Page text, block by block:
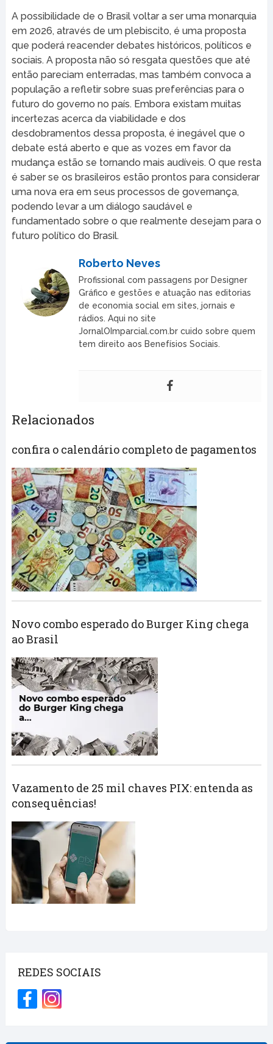
A possibilidade de o Brasil voltar a ser uma monarquia
em 2026, através de um plebiscito, é uma proposta
que poderá reacender debates históricos, políticos e
sociais. A proposta não só resgata questões que até
então pareciam enterradas, mas também convoca a
população a refletir sobre suas preferências para o
futuro do governo no país. Embora existam muitas
incertezas acerca da viabilidade e dos
desdobramentos dessa proposta, é inegável que o
debate está aberto e que as vozes em favor da
mudança estão se tornando mais audíveis. O que resta
é saber se os brasileiros estão prontos para considerar
uma nova era em seus processos de governança,
podendo levar a um diálogo saudável e
fundamentado sobre o que realmente desejam para o
futuro político do Brasil.
Roberto Neves
Profissional com passagens por Designer
Gráfico e gestões e atuação nas editorias
de economia social em sites, jornais e
rádios. Aqui no site
JornalOImparcial.com.br cuido sobre quem
tem direito aos Benefísios Sociais.
Relacionados
confira o calendário completo de pagamentos
Novo combo esperado do Burger King chega
ao Brasil
Vazamento de 25 mil chaves PIX: entenda as
consequências!
REDES SOCIAIS